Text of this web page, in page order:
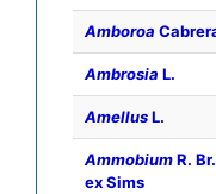
Amboroa
Ambrosia L.
AmellusL.
AmmobiumR. Br.
ex Sims